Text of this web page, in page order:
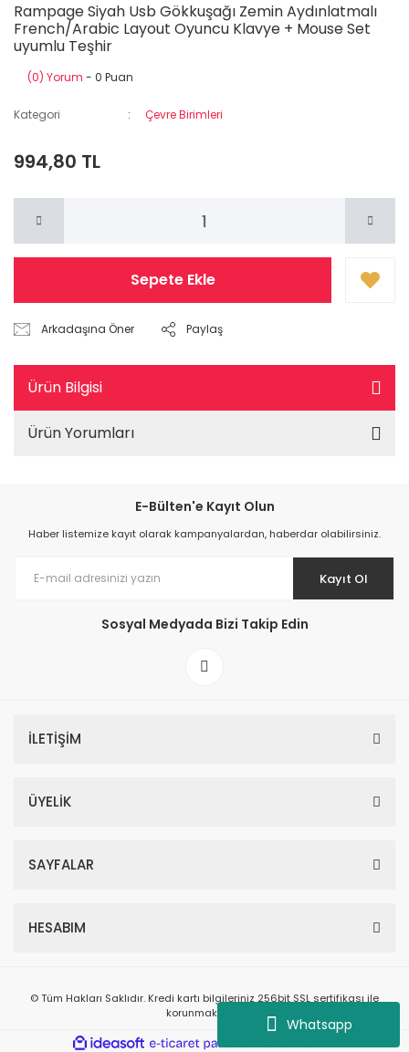
Whatsapp
Rampage Siyah Usb Gökkuşağı Zemin Aydınlatmalı
French/Arabic Layout Oyuncu Klavye + Mouse Set
uyumlu Teşhir
(0) Yorum - 0 Puan
Kategori Çevre Birimleri
994,80 TL
Sepete Ekle
Arkadaşına Öner Paylaş
Ürün Bilgisi
Ürün Yorumları
E-Bülten'e Kayıt Olun
Haber listemize kayıt olarak kampanyalardan, haberdar olabilirsiniz.
Kayıt Ol
Sosyal Medyada Bizi Takip Edin
İLETİŞİM
ÜYELİK
SAYFALAR
HESABIM
© Tüm Hakları Saklıdır. Kredi kartı bilgileriniz 256bit SSL sertifikası ile
korunmaktadır.
ideasoft